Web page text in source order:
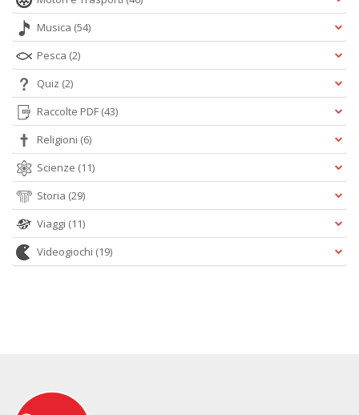
Musica (54)
Pesca (2)
Quiz (2)
Raccolte PDF (43)
Religioni (6)
Scienze (11)
Storia (29)
Viaggi (11)
Videogiochi (19)